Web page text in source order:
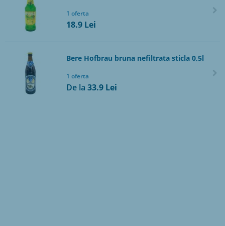
1 oferta
18.9 Lei
Bere Hofbrau bruna nefiltrata sticla 0,5l
1 oferta
De la 33.9 Lei